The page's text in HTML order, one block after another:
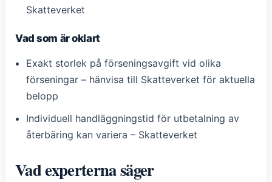
Skatteverket
Vad som är oklart
Exakt storlek på förseningsavgift vid olika
förseningar – hänvisa till Skatteverket för aktuella
belopp
Individuell handläggningstid för utbetalning av
återbäring kan variera – Skatteverket
Vad experterna säger